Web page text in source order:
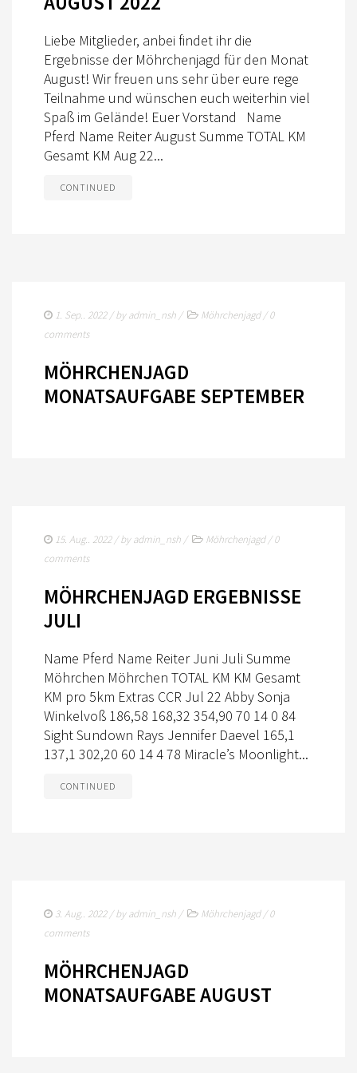
HUFSPUREN CHALLENGE
REITZEIT
BREITENSPORT
KONTAKT
IMPRESSUM
Liebe Mitglieder, anbei findet ihr die
Ergebnisse der Möhrchenjagd für den Monat
August! Wir freuen uns sehr über eure rege
Teilnahme und wünschen euch weiterhin viel
Spaß im Gelände! Euer Vorstand Name
Pferd Name Reiter August Summe TOTAL KM
Gesamt KM Aug 22...
CONTINUED
1. Sep.. 2022/ byadmin_nsh / Möhrchenjagd/0
comments
MÖHRCHENJAGD
MONATSAUFGABE SEPTEMBER
15. Aug.. 2022/ byadmin_nsh / Möhrchenjagd/0
comments
MÖHRCHENJAGD ERGEBNISSE
JULI
Name Pferd Name Reiter Juni Juli Summe
Möhrchen Möhrchen TOTAL KM KM Gesamt
KM pro 5km Extras CCR Jul 22 Abby Sonja
Winkelvoß 186,58 168,32 354,90 70 14 0 84
Sight Sundown Rays Jennifer Daevel 165,1
137,1 302,20 60 14 4 78 Miracle’s Moonlight...
CONTINUED
3. Aug.. 2022/ byadmin_nsh / Möhrchenjagd/0
comments
MÖHRCHENJAGD
MONATSAUFGABE AUGUST